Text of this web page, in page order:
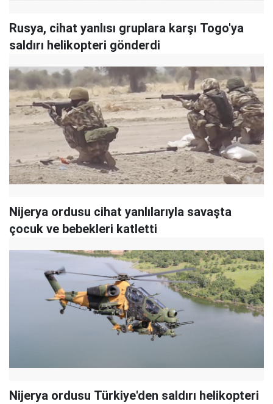
Rusya, cihat yanlısı gruplara karşı Togo'ya
saldırı helikopteri gönderdi
Nijerya ordusu cihat yanlılarıyla savaşta
çocuk ve bebekleri katletti
Nijerya ordusu Türkiye'den saldırı helikopteri